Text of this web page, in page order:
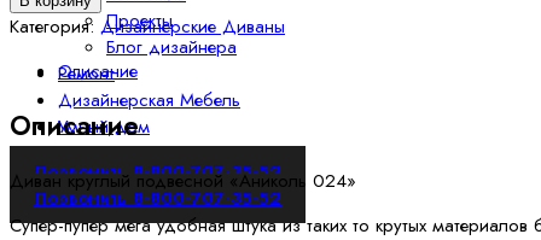
Проекты
Блог дизайнера
Ремонт
Дизайнерская Мебель
Умный дом
Позвонить 8-800-707-35-52
Позвонить 8-800-707-35-52
Диван
подвесной
"Аниколь
024"
Категория: Дизайнерские Диваны
Описание
Описание
Диван круглый подвесной «Аниколь 024»
Супер-пупер мега удобная штука из таких то крутых материалов